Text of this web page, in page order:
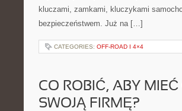
kluczami, zamkami, kluczykami
bezpieczeństwem. Już na […]
CATEGORIES: OFF-ROAD I 4×4
CO ROBIĆ, ABY
SWOJĄ FIRMĘ?